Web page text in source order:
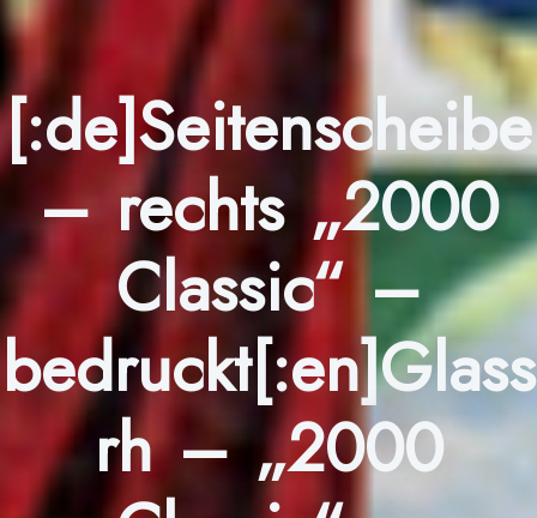
[:de]Seitenscheibe
– rechts „2000
Classic“ –
bedruckt[:en]Glass
rh – „2000